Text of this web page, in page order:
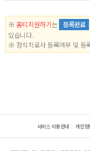
※ 홈티지원하기는 등록완료
있습니다.
※ 정식치료사 등록여부 및 등
서비스 이용안내 개인정